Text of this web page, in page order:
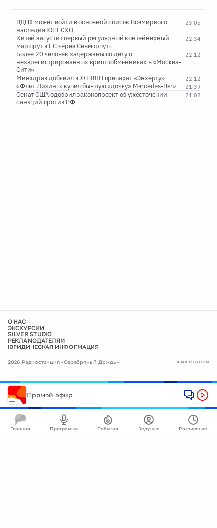
23:05
ВДНХ может войти в основной список Всемирного
наследия ЮНЕСКО
22:34
Китай запустит первый регулярный контейнерный
маршрут в ЕС через Севморпуть
22:12
Более 20 человек задержаны по делу о
незарегистрированных криптообменниках в «Москва-
Сити»
22:12
Минздрав добавил в ЖНВЛП препарат «Энхерту»
21:39
«Флит Лизинг» купил бывшую «дочку» Mercedes-Benz
21:08
Сенат США одобрил законопроект об ужесточении
санкций против РФ
О НАС
ЭКСКУРСИИ
SILVER STUDIO
РЕКЛАМОДАТЕЛЯМ
ЮРИДИЧЕСКАЯ ИНФОРМАЦИЯ
2026 Радиостанция «Серебряный Дождь»
Прямой эфир
Главная Программы События Ведущие Расписание